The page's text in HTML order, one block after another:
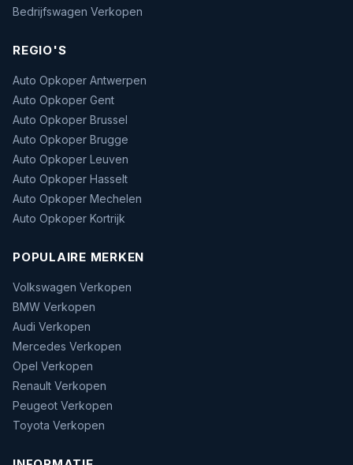
Bedrijfswagen Verkopen
REGIO'S
Auto Opkoper Antwerpen
Auto Opkoper Gent
Auto Opkoper Brussel
Auto Opkoper Brugge
Auto Opkoper Leuven
Auto Opkoper Hasselt
Auto Opkoper Mechelen
Auto Opkoper Kortrijk
POPULAIRE MERKEN
Volkswagen Verkopen
BMW Verkopen
Audi Verkopen
Mercedes Verkopen
Opel Verkopen
Renault Verkopen
Peugeot Verkopen
Toyota Verkopen